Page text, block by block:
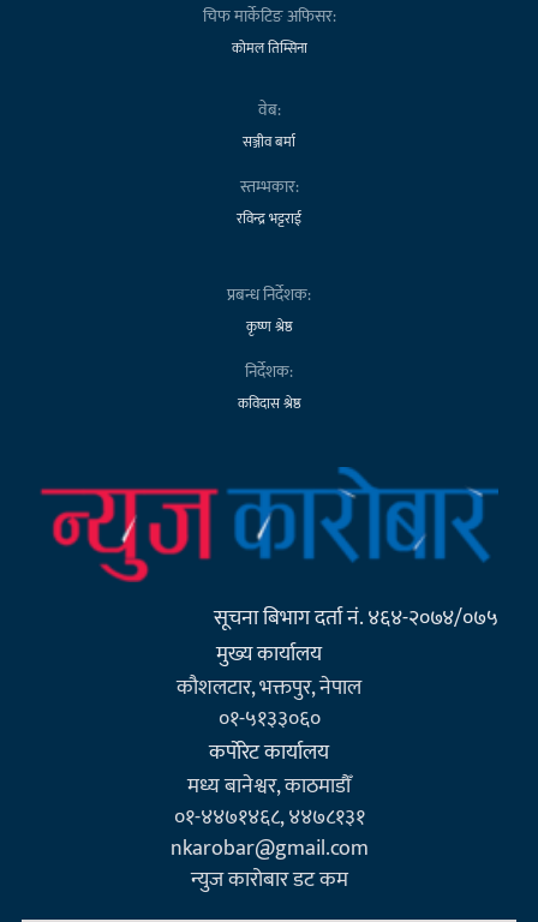
चिफ मार्केटिङ अफिसर:
कोमल तिम्सिना
वेब:
सञ्जीव बर्मा
स्तम्भकार:
रविन्द्र भट्टराई
प्रबन्ध निर्देशक:
कृष्ण श्रेष्ठ
निर्देशक:
कविदास श्रेष्ठ
सूचना बिभाग दर्ता नं. ४६४-२०७४/०७५
मुख्य कार्यालय
कौशलटार, भक्तपुर, नेपाल
०१-५१३३०६०
कर्पाेरेट कार्यालय
मध्य बानेश्वर, काठमाडौँ
०१-४४७१४६८, ४४७८१३१
nkarobar@gmail.com
न्युज कारोबार डट कम